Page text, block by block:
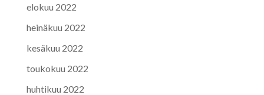
elokuu 2022
heinäkuu 2022
kesäkuu 2022
toukokuu 2022
huhtikuu 2022